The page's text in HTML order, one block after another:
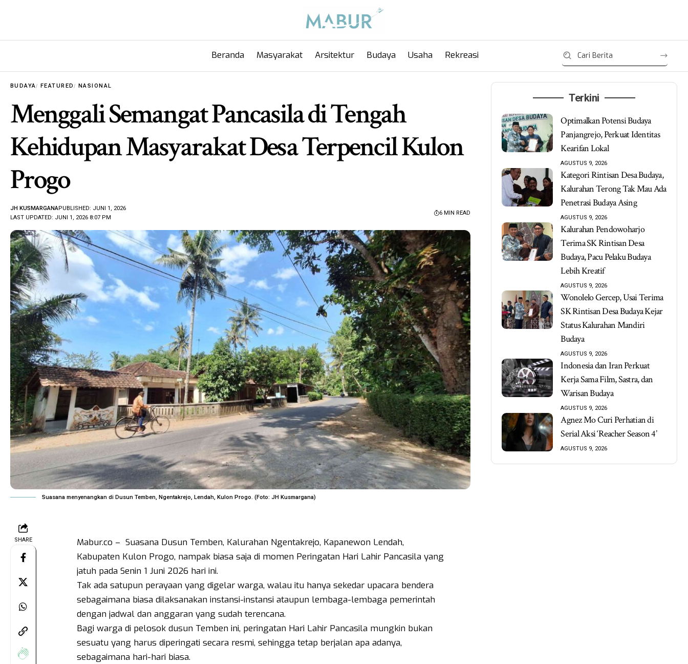
Beranda Masyarakat Arsitektur Budaya Usaha Rekreasi
BUDAYA FEATURED NASIONAL
Menggali Semangat Pancasila di Tengah
Kehidupan Masyarakat Desa Terpencil Kulon
Progo
LAST UPDATED: JUNI 1, 2026 8:07 PM
JH KUSMARGANAPUBLISHED: JUNI 1, 2026
6 MIN READ
Suasana menyenangkan di Dusun Temben, Ngentakrejo, Lendah, Kulon Progo. (Foto: JH Kusmargana)
SHARE
Mabur.co – Suasana Dusun Temben, Kalurahan Ngentakrejo, Kapanewon Lendah,
Kabupaten Kulon Progo, nampak biasa saja di momen Peringatan Hari Lahir Pancasila yang
jatuh pada Senin 1 Juni 2026 hari ini.
Tak ada satupun perayaan yang digelar warga, walau itu hanya sekedar upacara bendera
sebagaimana biasa dilaksanakan instansi-instansi ataupun lembaga-lembaga pemerintah
dengan jadwal dan anggaran yang sudah terencana.
Bagi warga di pelosok dusun Temben ini, peringatan Hari Lahir Pancasila mungkin bukan
sesuatu yang harus diperingati secara resmi, sehingga tetap berjalan apa adanya,
sebagaimana hari-hari biasa.
Terkini
Optimalkan Potensi Budaya
Panjangrejo, Perkuat Identitas
Kearifan Lokal
AGUSTUS 9, 2026
Kategori Rintisan Desa Budaya,
Kalurahan Terong Tak Mau Ada
Penetrasi Budaya Asing
AGUSTUS 9, 2026
Kalurahan Pendowoharjo
Terima SK Rintisan Desa
Budaya, Pacu Pelaku Budaya
Lebih Kreatif
AGUSTUS 9, 2026
Wonolelo Gercep, Usai Terima
SK Rintisan Desa Budaya Kejar
Status Kalurahan Mandiri
Budaya
AGUSTUS 9, 2026
Indonesia dan Iran Perkuat
Kerja Sama Film, Sastra, dan
Warisan Budaya
AGUSTUS 9, 2026
Agnez Mo Curi Perhatian di
Serial Aksi ‘Reacher Season 4’
AGUSTUS 9, 2026